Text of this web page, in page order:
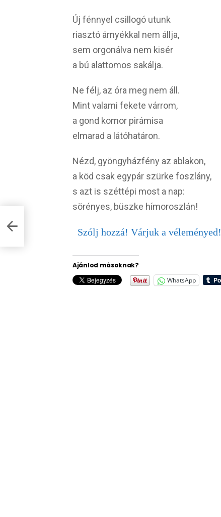
Új fénnyel csillogó utunk
riasztó árnyékkal nem állja,
sem orgonálva nem kisér
a bú alattomos sakálja.
Ne félj, az óra meg nem áll.
Mint valami fekete várrom,
a gond komor pirámisa
elmarad a látóhatáron.
Nézd, gyöngyházfény az ablakon,
a köd csak egypár szürke foszlány,
s azt is széttépi most a nap:
sörényes, büszke hímoroszlán!
Szólj hozzá! Várjuk a véleményed!
Ajánlod másoknak?
WhatsApp